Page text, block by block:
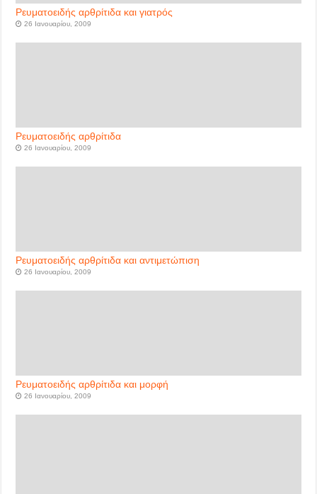
Ρευματοειδής αρθρίτιδα και γιατρός
26 Ιανουαρίου, 2009
Ρευματοειδής αρθρίτιδα
26 Ιανουαρίου, 2009
Ρευματοειδής αρθρίτιδα και αντιμετώπιση
26 Ιανουαρίου, 2009
Ρευματοειδής αρθρίτιδα και μορφή
26 Ιανουαρίου, 2009